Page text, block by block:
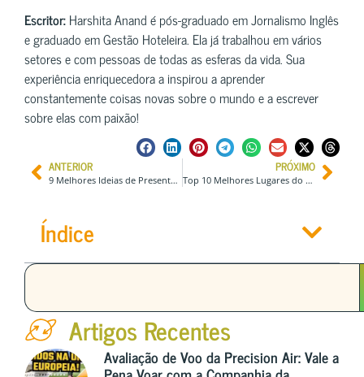
Escritor:Harshita Anand é pós-graduado em Jornalismo Inglês
e graduado em Gestão Hoteleira. Ela já trabalhou em vários
setores e com pessoas de todas as esferas da vida. Sua
experiência enriquecedora a inspirou a aprender
constantemente coisas novas sobre o mundo e a escrever
sobre elas com paixão!
ANTERIOR
9 Melhores Ideias de Presentes de Natal para Viajantes e Aventureiros
PRÓXIMO
Top 10 Melhores Lugares do Mundo para Visitar Depois do Covid
Índice
Artigos Recentes
Avaliação de Voo da Precision Air: Vale a